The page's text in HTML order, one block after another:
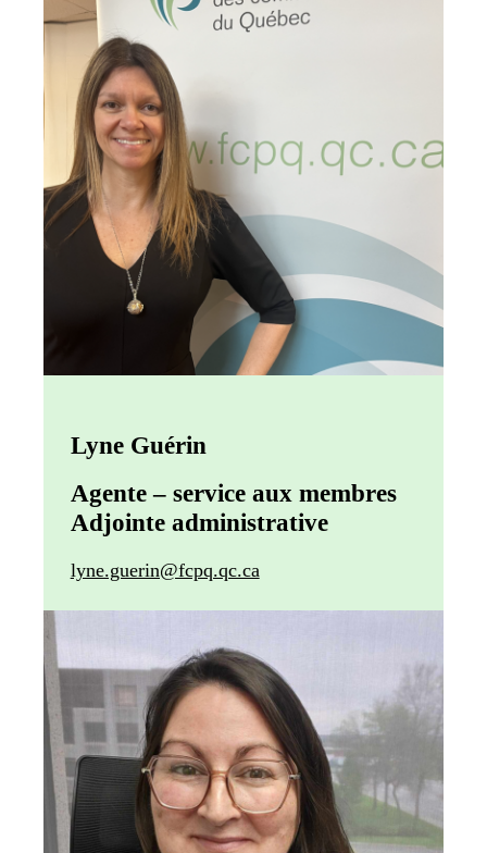
Lyne Guérin
Agente – service aux membres
Adjointe administrative
lyne.guerin@fcpq.qc.ca